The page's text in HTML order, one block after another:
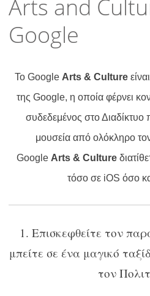
Arts and
Google
To Google Arts & Culture
της Google, η οποία φέρνει
συδεδεμένος στο
μουσεία από ολόκληρο
Google Arts & Culture
τόσο σε iOS όσο
Επισκεφθείτε τον
μπείτε σε ένα μαγικό
τον